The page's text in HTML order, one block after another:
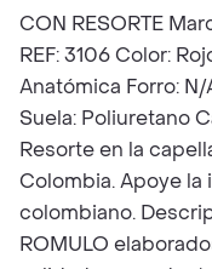
CON RESORTE
REF: 3106 Color:
Anatómica Forro:
Suela: Poliuretano
Resorte en la
Colombia. Apoye
colombiano.
ROMULO